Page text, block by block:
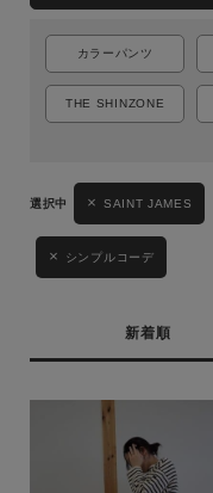
カラーパンツ
THE SHINZONE
SAINT JAMES
シンプルコーデ
新着順